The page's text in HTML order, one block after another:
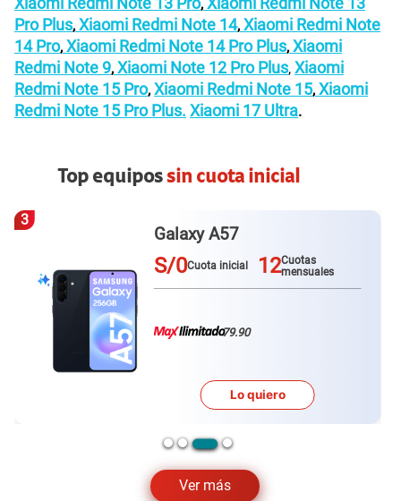
,
Pro Plus, Xiaomi Redmi Note 14, Xiaomi Redmi Note
14 Pro, Xiaomi Redmi Note 14 Pro Plus, Xiaomi
Redmi Note 9, Xiaomi Note 12 Pro Plus, Xiaomi
Redmi Note 15 Pro, Xiaomi Redmi Note 15, Xiaomi
Redmi Note 15 Pro Plus. Xiaomi 17 Ultra.
Top equipossin cuota inicial
Ver más
3
Galaxy A57
S/0Cuota inicial 12Cuotas
mensuales
79.90
Lo quiero